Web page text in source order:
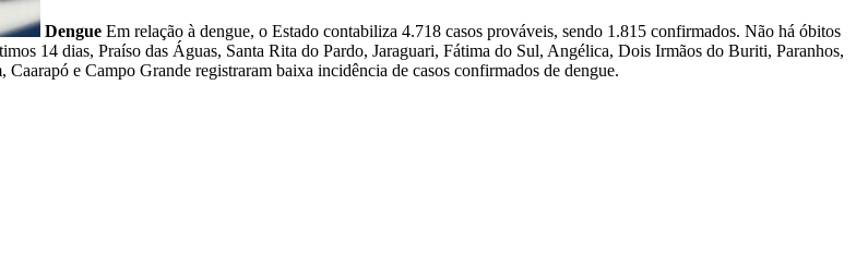
Dengue Em relação à dengue, o Estado contabiliza 4.718 casos prováveis, sendo 1.815 confirmados. Não há óbitos
14 dias, Praíso das Águas, Santa Rita do Pardo, Jaraguari, Fátima do Sul, Angélica, Dois Irmãos do Buriti, Paranhos,
e Campo Grande registraram baixa incidência de casos confirmados de dengue.